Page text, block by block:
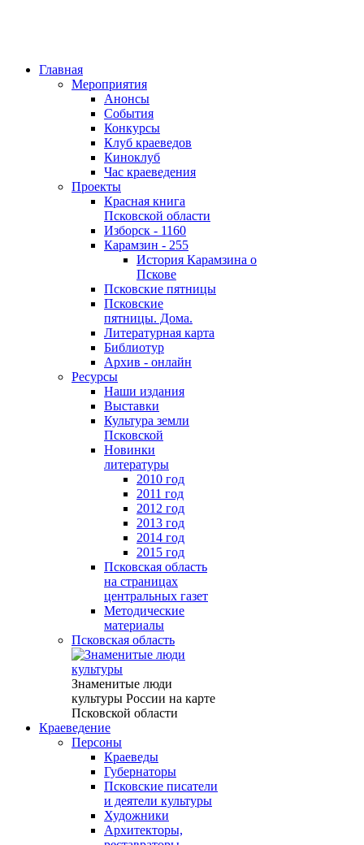
Главная
Мероприятия
Анонсы
События
Конкурсы
Клуб краеведов
Киноклуб
Час краеведения
Проекты
Красная книга
Псковской области
Изборск - 1160
Карамзин - 255
История Карамзина о
Пскове
Псковские пятницы
Псковские
пятницы. Дома.
Литературная карта
Библиотур
Архив - онлайн
Ресурсы
Наши издания
Выставки
Культура земли
Псковской
Новинки
литературы
2010 год
2011 год
2012 год
2013 год
2014 год
2015 год
Псковская область
на страницах
центральных газет
Методические
материалы
Псковская область
Знаменитые люди
культуры России на карте
Псковской области
Краеведение
Персоны
Краеведы
Губернаторы
Псковские писатели
и деятели культуры
Художники
Архитекторы,